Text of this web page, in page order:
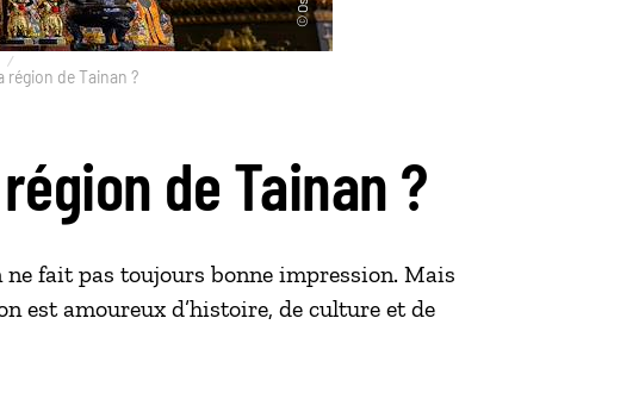
région de Tainan ?
de Tainan ?
ne fait pas toujours bonne impression. Mais
est amoureux d’histoire, de culture et de